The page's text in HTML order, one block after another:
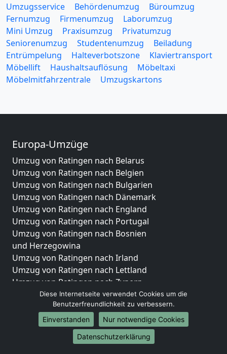
Umzugsservice Behördenumzug
Büroumzug
Fernumzug
Firmenumzug
Laborumzug
Mini Umzug
Praxisumzug
Privatumzug
Seniorenumzug
Studentenumzug
Beiladung
Entrümpelung
Halteverbotszone
Klaviertransport
Möbellift
Haushaltsauflösung
Möbeltaxi
Möbelmitfahrzentrale
Umzugskartons
Europa-Umzüge
Umzug von Ratingen nach Belarus
Umzug von Ratingen nach Belgien
Umzug von Ratingen nach Bulgarien
Umzug von Ratingen nach Dänemark
Umzug von Ratingen nach England
Umzug von Ratingen nach Portugal
Umzug von Ratingen nach Bosnien
und Herzegowina
Umzug von Ratingen nach Irland
Umzug von Ratingen nach Lettland
Umzug von Ratingen nach Zypern
Umzug von Ratingen nach Kroatien
Umzug von Ratingen nach Estland
Umzug von Ratingen nach Finnland
Umzug von Ratingen nach Frankreich
Umzug von Ratingen nach Griechenland
Diese Internetseite verwendet Cookies um die
Benutzerfreundlichkeit zu verbessern.
Einverstanden
Nur notwendige Cookies
Datenschutzerklärung